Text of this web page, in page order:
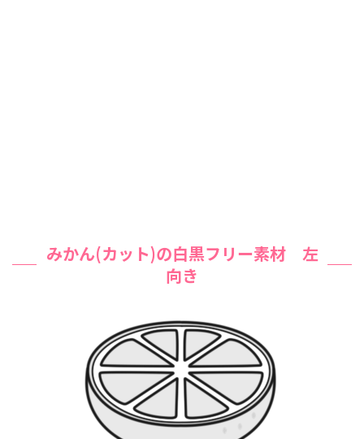
みかん(カット)の白黒フリー素材 左
向き